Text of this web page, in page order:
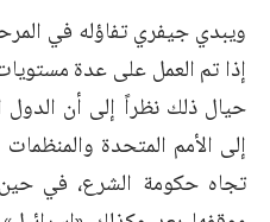
ويبدي جيفري تفاؤله في
إذا تم العمل على عدة
حيال ذلك نظراً إلى أن الدول
إلى الأمم المتحدة
تجاه حكومة الشرع، في